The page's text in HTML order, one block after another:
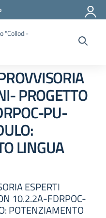
"Collodi-
PROGETTO
PU-
LINGUA
ESPERTI
10.2.2A-FDRPOC-
POTENZIAMENTO